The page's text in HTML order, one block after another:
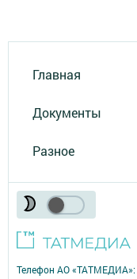
Главная
Документы
Разное
Телефон АО «ТАТМЕДИА»: